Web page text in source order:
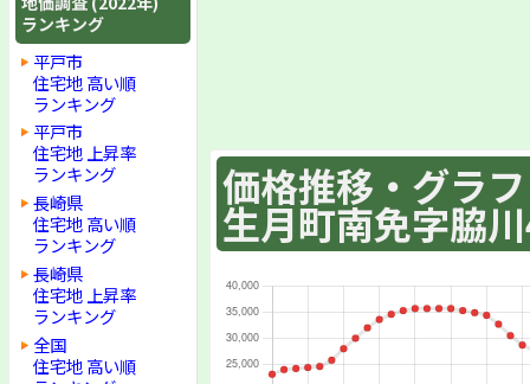
価格推移・グラ
生月町南免字脇
ランキング
平戸市
住宅地 高い順
ランキング
平戸市
住宅地 上昇率
ランキング
長崎県
住宅地 高い順
ランキング
長崎県
住宅地 上昇率
ランキング
全国
住宅地 高い順